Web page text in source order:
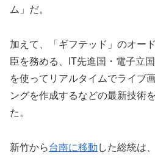
ム」だ。
加えて、「ギフテッド」のオー
臣を務める、IT先進国・電子立
を使ってリアルタイムでライブ
ングを作成するなどの最新技術
た。
新竹から台南に移動 した総統は